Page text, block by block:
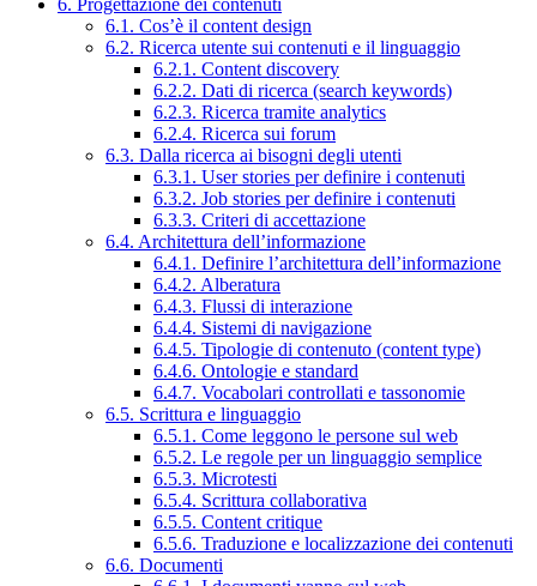
6. Progettazione dei contenuti
6.1. Cos’è il content design
6.2. Ricerca utente sui contenuti e il linguaggio
6.2.1. Content discovery
6.2.2. Dati di ricerca (search keywords)
6.2.3. Ricerca tramite analytics
6.2.4. Ricerca sui forum
6.3. Dalla ricerca ai bisogni degli utenti
6.3.1. User stories per definire i contenuti
6.3.2. Job stories per definire i contenuti
6.3.3. Criteri di accettazione
6.4. Architettura dell’informazione
6.4.1. Definire l’architettura dell’informazione
6.4.2. Alberatura
6.4.3. Flussi di interazione
6.4.4. Sistemi di navigazione
6.4.5. Tipologie di contenuto (content type)
6.4.6. Ontologie e standard
6.4.7. Vocabolari controllati e tassonomie
6.5. Scrittura e linguaggio
6.5.1. Come leggono le persone sul web
6.5.2. Le regole per un linguaggio semplice
6.5.3. Microtesti
6.5.4. Scrittura collaborativa
6.5.5. Content critique
6.5.6. Traduzione e localizzazione dei contenuti
6.6. Documenti